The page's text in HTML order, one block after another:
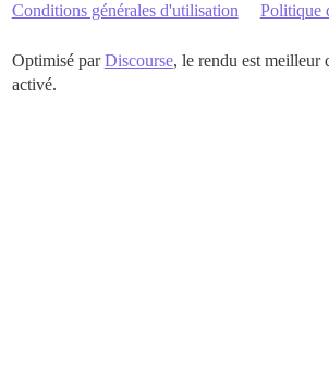
Conditions générales d'utilisation Politique
Optimisé parDiscourse, le rendu est meilleur
activé.